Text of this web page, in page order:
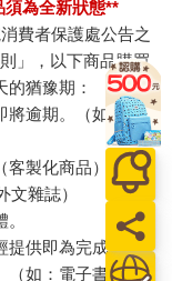
為全新狀態**
費者保護處公告之
」，以下商品購買
猶豫期：
將逾期。（如：生
製化商品）
雜誌）
提供即為完成之線
（如：電子書、電